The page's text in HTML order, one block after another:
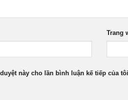
Trang
này cho lần bình luận kế tiếp của